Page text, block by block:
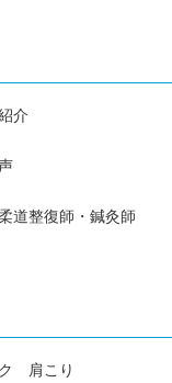
介
道整復師・鍼灸師
肩こり